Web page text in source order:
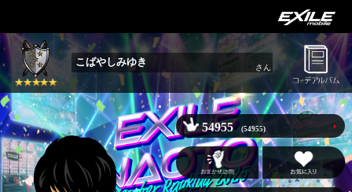
こばやしみゆき さん
54955 (54955)